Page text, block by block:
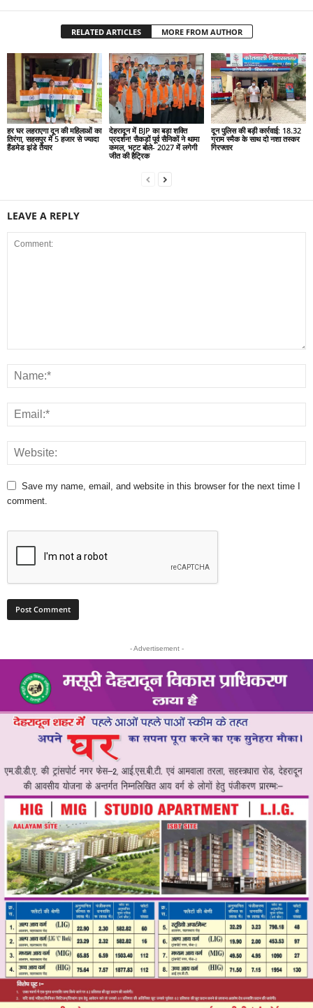
RELATED ARTICLES MORE FROM AUTHOR
हर घर लहराएगा दून की महिलाओं का
तिरंगा, सहसपुर में 5 हजार से ज्यादा
हैंडमेड झंडे तैयार
देहरादून में BJP का बड़ा शक्ति
प्रदर्शन! सैकड़ों पूर्व सैनिकों ने थामा
कमल, भट्ट बोले- 2027 में लगेगी
जीत की हैट्रिक
दून पुलिस की बड़ी कार्रवाई: 18.32
ग्राम स्मैक के साथ दो नशा तस्कर
गिरफ्तार
LEAVE A REPLY
Save my name, email, and website in this browser for the next time I
comment.
- Advertisement -